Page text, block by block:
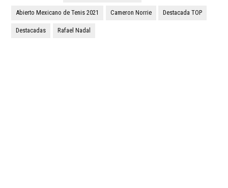
Abierto Mexicano de Tenis 2021 Cameron Norrie Destacada TOP
Destacadas Rafael Nadal